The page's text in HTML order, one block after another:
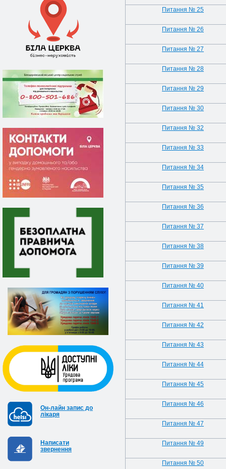
Он-лайн запис до
лікаря
Написати
звернення
Питання № 25
Питання № 26
Питання № 27
Питання № 28
Питання № 29
Питання № 30
Питання № 32
Питання № 33
Питання № 34
Питання № 35
Питання № 36
Питання № 37
Питання № 38
Питання № 39
Питання № 40
Питання № 41
Питання № 42
Питання № 43
Питання № 44
Питання № 45
Питання № 46
Питання № 47
Питання № 49
Питання № 50